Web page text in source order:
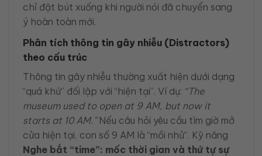
chỉ đặt bút xuống khi người nói đã chuyển sang
ý hoàn toàn mới.
Phân tích thông tin gây nhiễu (Distractors)
theo cấu trúc
Thông tin gây nhiễu thường xuất hiện dưới dạng
“quá khứ” đối lập với “hiện tại”. Ví dụ: “The
museum used to open at 9 AM, but now it
starts at 10 AM.”Nếu câu hỏi yêu cầu tìm giờ mở
cửa hiện tại, con số 9 AM là “mồi nhử”. Kỹ năng
Nghe bắt “time”: mốc thời gian và thứ tự sự